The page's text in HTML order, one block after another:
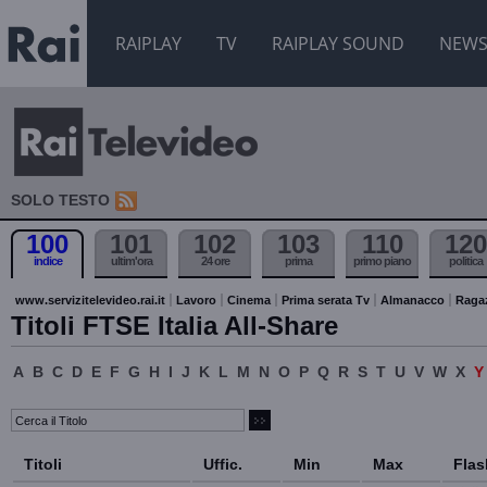
RAIPLAY TV RAIPLAY SOUND NEWS
SOLO TESTO
100
indice
101
ultim'ora
102
24 ore
103
prima
110
primo piano
120
politica
www.servizitelevideo.rai.it Lavoro Cinema Prima serata Tv Almanacco
Titoli FTSE Italia All-Share
A B C D E F G H I J K L M N O P Q R S T U V W X Y
Titoli Uffic. Min Max